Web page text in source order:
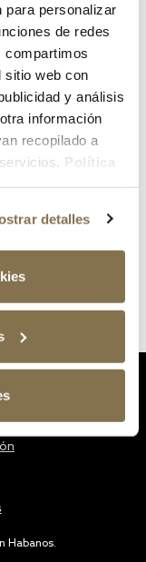
para personalizar
de redes
compartimos
sitio web con
y análisis
información
recopilado a
Política
detalles
Habanos.